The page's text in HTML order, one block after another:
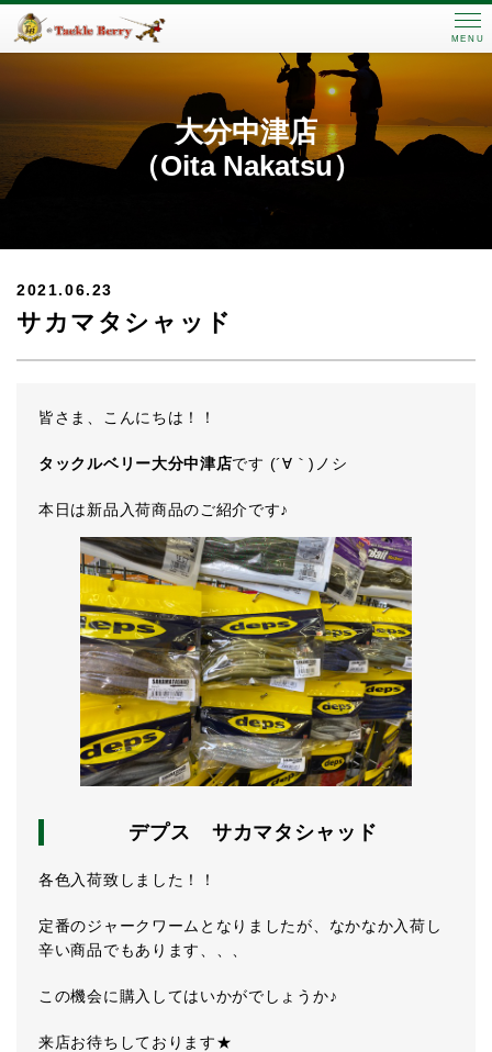
MENU
大分中津店
（Oita Nakatsu）
2021.06.23
サカマタシャッド
皆さま、こんにちは！！
タックルベリー大分中津店です (´∀｀)ノシ
本日は新品入荷商品のご紹介です♪
デプス サカマタシャッド
各色入荷致しました！！
定番のジャークワームとなりましたが、なかなか入荷し
辛い商品でもあります、、、
この機会に購入してはいかがでしょうか♪
来店お待ちしております★